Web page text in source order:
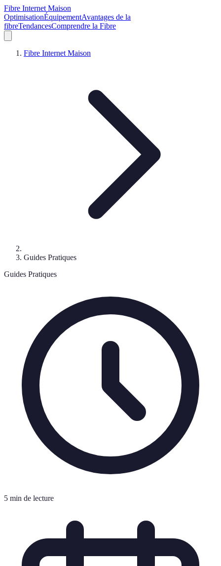
Fibre Internet Maison
OptimisationÉquipementAvantages de la
fibreTendancesComprendre la Fibre
Fibre Internet Maison
Guides Pratiques
Guides Pratiques
5 min de lecture